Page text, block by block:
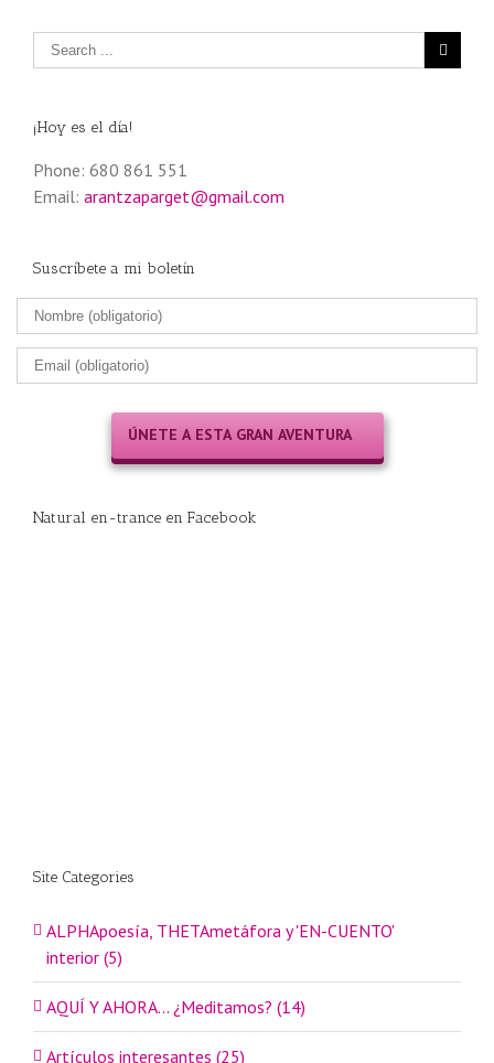
¡Hoy es el día!
Phone: 680 861 551
Email: arantzaparget@gmail.com
Suscríbete a mi boletín
Natural en-trance en Facebook
Site Categories
ALPHApoesía, THETAmetáfora y 'EN-CUENTO'
interior (5)
AQUÍ Y AHORA… ¿Meditamos? (14)
Artículos interesantes (25)